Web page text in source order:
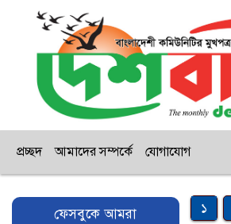
প্রচ্ছদ আমাদের সম্পর্কে যোগাযোগ
ফেসবুকে আমরা ১